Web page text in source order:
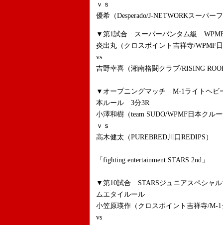
ｖｓ
優希（Desperado/J-NETWORKスーパー
▼第1試合 スーパーバンタム級
炎出丸（クロスポイント吉祥寺/WPMF
vs
吉野幸喜（湘南格闘クラブ/RISING
▼オープニングマッチ M-1ライトヘビ
本ルール 3分3R
小澤和樹（team SUDO/WPMF日本クル
ｖｓ
高木健太（PUREBRED川口REDIPS）
「fighting entertainment STARS 2nd」
▼第10試合 STARSジュニアスペシャ
ムエタイルール
小笠原瑛作（クロスポイント吉祥寺/M-
vs